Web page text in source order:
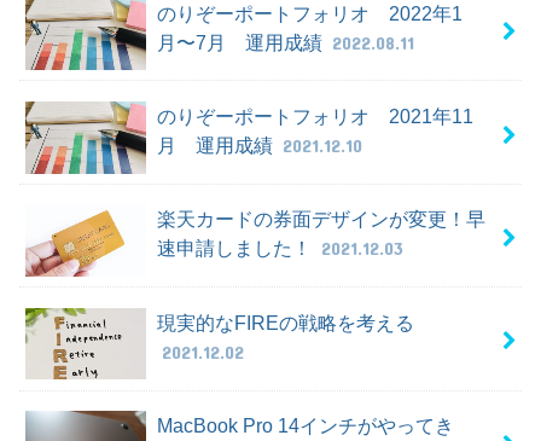
のりぞーポートフォリオ 2022年1
月〜7月 運用成績 2022.08.11
のりぞーポートフォリオ 2021年11
月 運用成績 2021.12.10
楽天カードの券面デザインが変更！早
速申請しました！
2021.12.03
現実的なFIREの戦略を考える
2021.12.02
MacBook Pro 14インチがやってき